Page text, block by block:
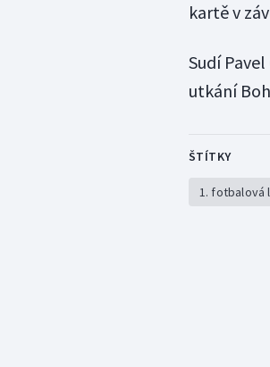
kartě v
Sudí
utkání
ŠTÍTKY
1. fotbalová